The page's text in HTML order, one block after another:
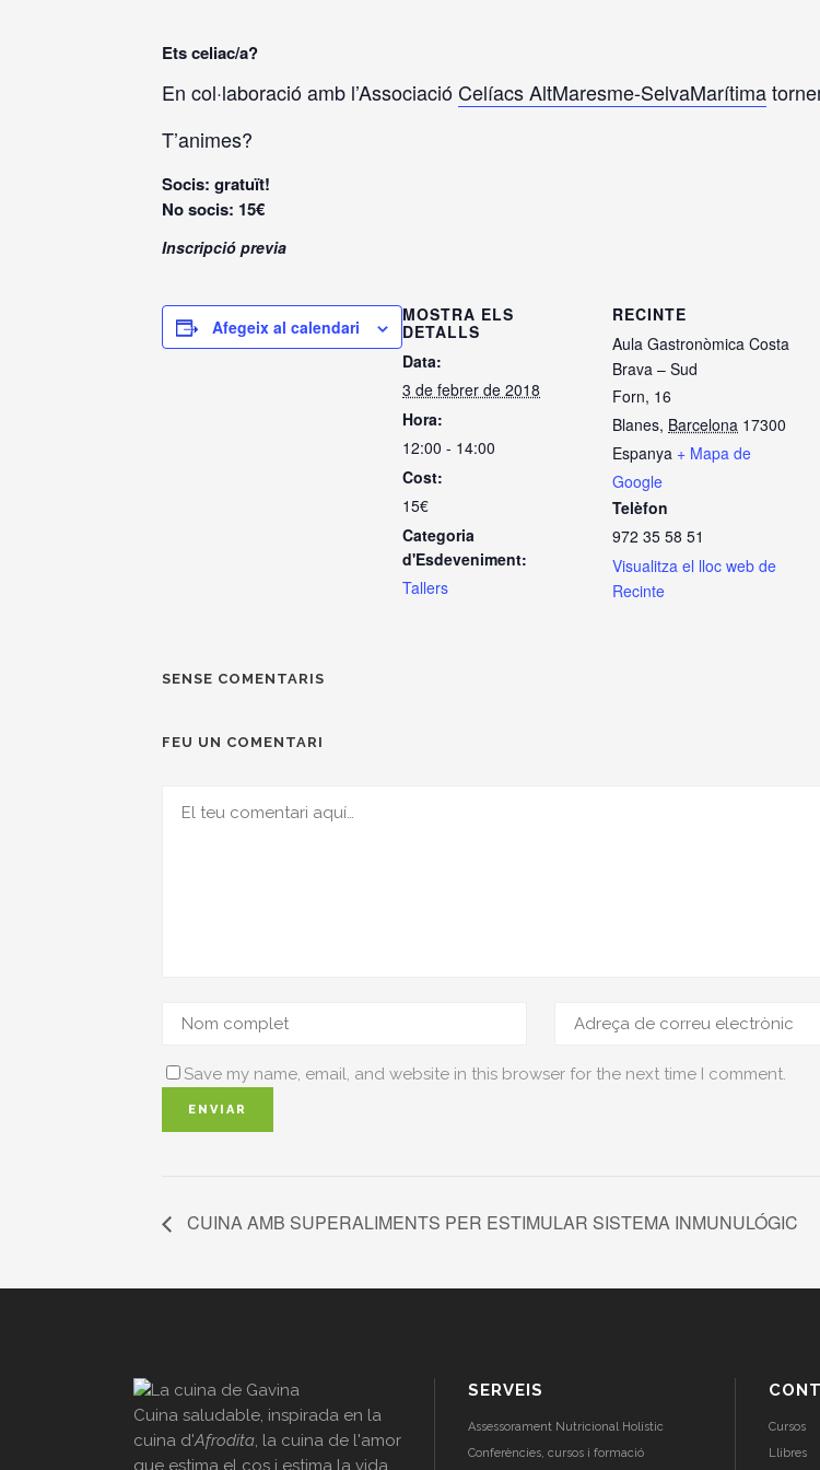
Ets celiac/a?
En col·laboració amb l’Associació Celíacs AltMaresme-SelvaMarítima
T’animes?
Socis: gratuït!
No socis: 15€
Inscripció previa
Afegeix al calendari
MOSTRA ELS
DETALLS
Data:
3 de febrer de 2018
Hora:
12:00 - 14:00
Cost:
15€
Categoria
d'Esdeveniment:
Tallers
RECINTE
Aula Gastronòmica Costa
Brava – Sud
Forn, 16
Blanes, Barcelona 17300
Espanya + Mapa de
Google
Telèfon
972 35 58 51
Visualitza el lloc web de
Recinte
SENSE COMENTARIS
FEU UN COMENTARI
Save my name, email, and website in this browser for the next time I comment.
CUINA AMB SUPERALIMENTS PER ESTIMULAR SISTEMA INMUNULÓGIC
Cuina saludable, inspirada en la
cuina d'Afrodita, la cuina de l'amor
que estima el cos i estima la vida.
SERVEIS
Assessorament Nutricional Holístic
Conferències, cursos i formació
Cursos
Llibres